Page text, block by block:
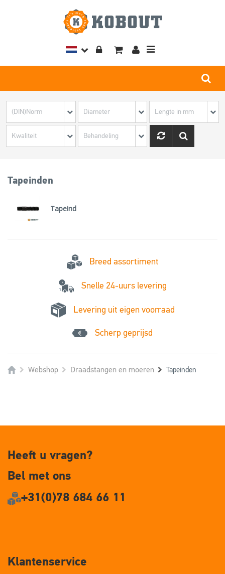
Toggle
Tapeinden
Tapeind
Breed assortiment
Snelle 24-uurs levering
Levering uit eigen voorraad
Scherp geprijsd
Webshop Draadstangen en moeren Tapeinden
Heeft u vragen?
Bel met ons
+31(0)78 684 66 11
Klantenservice